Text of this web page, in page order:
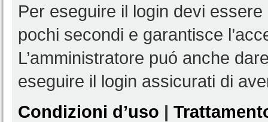
Per eseguire il login devi
pochi secondi e garantisce
L’amministratore puó anche
eseguire il login assicurati di
Condizioni d’uso |